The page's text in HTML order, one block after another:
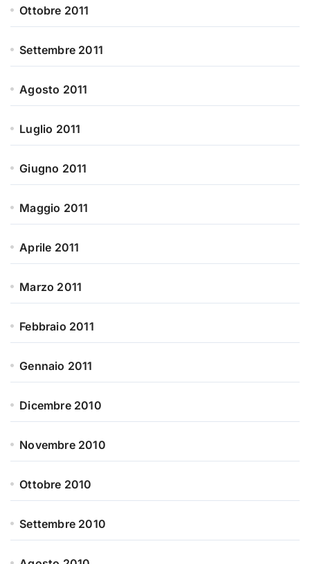
Ottobre 2011
Settembre 2011
Agosto 2011
Luglio 2011
Giugno 2011
Maggio 2011
Aprile 2011
Marzo 2011
Febbraio 2011
Gennaio 2011
Dicembre 2010
Novembre 2010
Ottobre 2010
Settembre 2010